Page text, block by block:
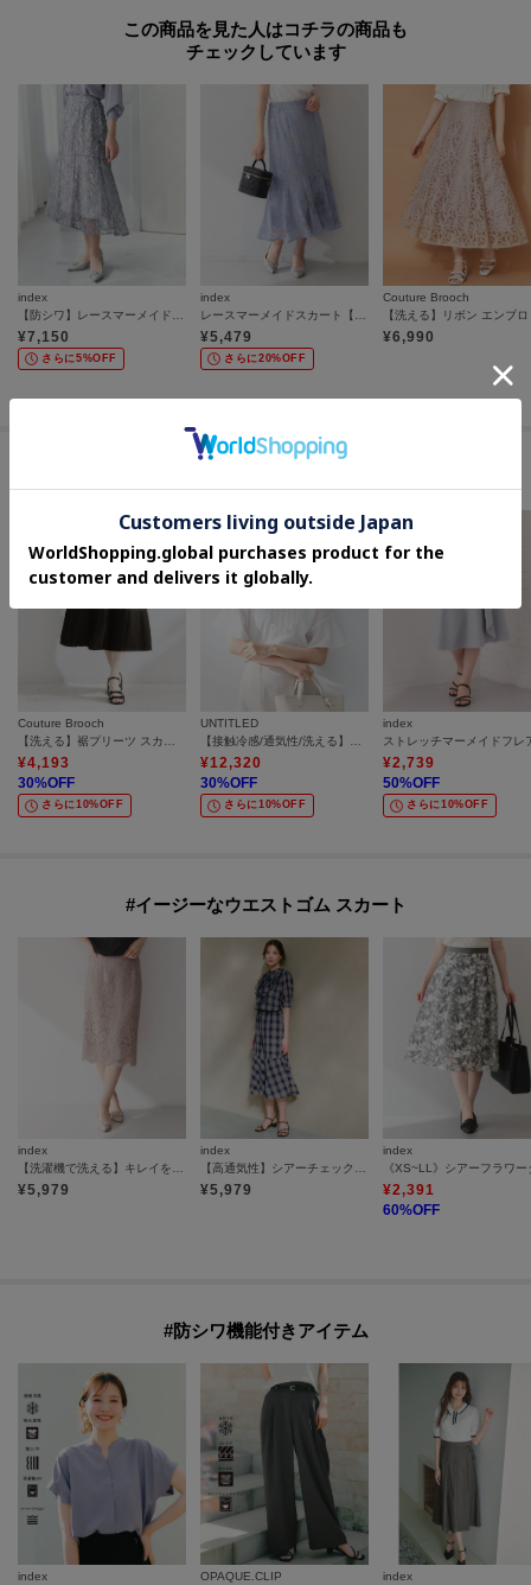
この商品を見た人はコチラの商品も
チェックしています
index
¥7,150
さらに5%OFF
index
¥5,479
さらに20%OFF
Couture Brooch
¥6,990
Couture Brooch
【洗える】裾プリーツ スカート
¥4,193
30%OFF
さらに10%OFF
UNTITLED
【接触冷感/通気性/洗える】Vネックフリルブラウス
¥12,320
30%OFF
さらに10%OFF
index
¥2,739
50%OFF
さらに10%OFF
#イージーなウエストゴム スカート
index
¥5,979
index
¥5,979
index
¥2,391
60%OFF
#防シワ機能付きアイテム
index
OPAQUE.CLIP
index